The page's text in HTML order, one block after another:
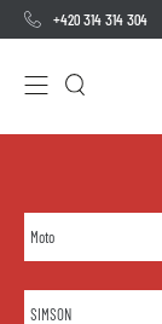
+420 314 314 304